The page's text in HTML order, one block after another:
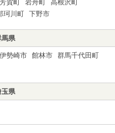
芳賀町 岩舟町
高根沢町
珂川町 下野市
馬県
伊勢崎市 館林市
群馬千代田町
玉県